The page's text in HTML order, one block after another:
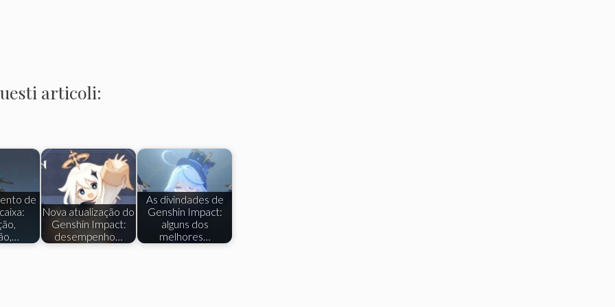
articoli:
de
Nova atualização do
Genshin Impact:
desempenho…
As divindades de
Genshin Impact:
alguns dos
melhores…